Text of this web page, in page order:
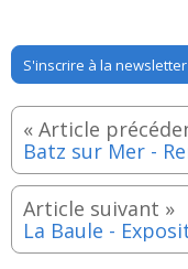
S'inscrire à la newsletter